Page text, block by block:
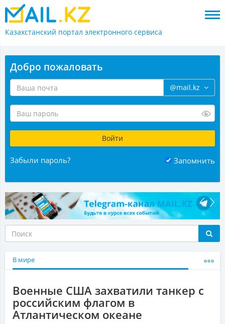
Казахстанский портал электронного сервиса
Добро пожаловать
@mail.kz
Забыли пароль? Запомнить
В мире
Военные США захватили танкер с
российским флагом в
Атлантическом океане